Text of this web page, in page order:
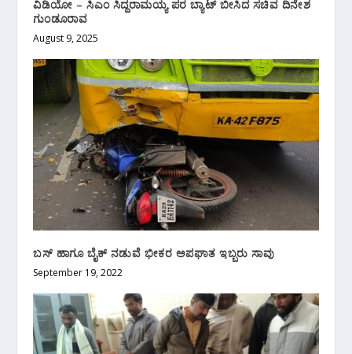
ವಿಡಿಯೋ – ಸಿಎಂ‌ ಸಿದ್ದರಾಮಯ್ಯ ಪರ ಬ್ಯಾಟ್ ಬೀಸಿದ ಸಚಿವ ದಿನೇಶ
ಗುಂಡೂರಾವ
August 9, 2025
ಬಸ್ ಹಾಗೂ ಬೈಕ್ ನಡುವೆ ಭೀಕರ ಅಪಘಾತ ಇಬ್ಬರು ಸಾವು
September 19, 2022